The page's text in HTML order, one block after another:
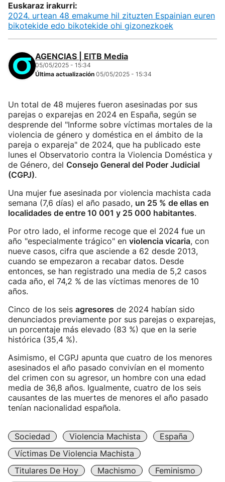
Euskaraz irakurri:
2024. urtean 48 emakume hil zituzten Espainian euren
bikotekide edo bikotekide ohi gizonezkoek
AGENCIAS | EITB Media
05/05/2025 - 15:34
Última actualización 05/05/2025 - 15:34
Un total de 48 mujeres fueron asesinadas por sus
parejas o exparejas en 2024 en España, según se
desprende del "Informe sobre víctimas mortales de la
violencia de género y doméstica en el ámbito de la
pareja o expareja" de 2024, que ha publicado este
lunes el Observatorio contra la Violencia Doméstica y
de Género, del Consejo General del Poder Judicial
(CGPJ).
Una mujer fue asesinada por violencia machista cada
semana (7,6 días) el año pasado, un 25 % de ellas en
localidades de entre 10 001 y 25 000 habitantes.
Por otro lado, el informe recoge que el 2024 fue un
año "especialmente trágico" en violencia vicaria, con
nueve casos, cifra que asciende a 62 desde 2013,
cuando se empezaron a recabar datos. Desde
entonces, se han registrado una media de 5,2 casos
cada año, el 74,2 % de las víctimas menores de 10
años.
Cinco de los seis agresores de 2024 habían sido
denunciados previamente por sus parejas o exparejas,
un porcentaje más elevado (83 %) que en la serie
histórica (35,4 %).
Asimismo, el CGPJ apunta que cuatro de los menores
asesinados el año pasado convivían en el momento
del crimen con su agresor, un hombre con una edad
media de 36,8 años. Igualmente, cuatro de los seis
causantes de las muertes de menores el año pasado
tenían nacionalidad española.
Sociedad Violencia Machista
España
Víctimas De Violencia Machista
Titulares De Hoy
Machismo
Feminismo